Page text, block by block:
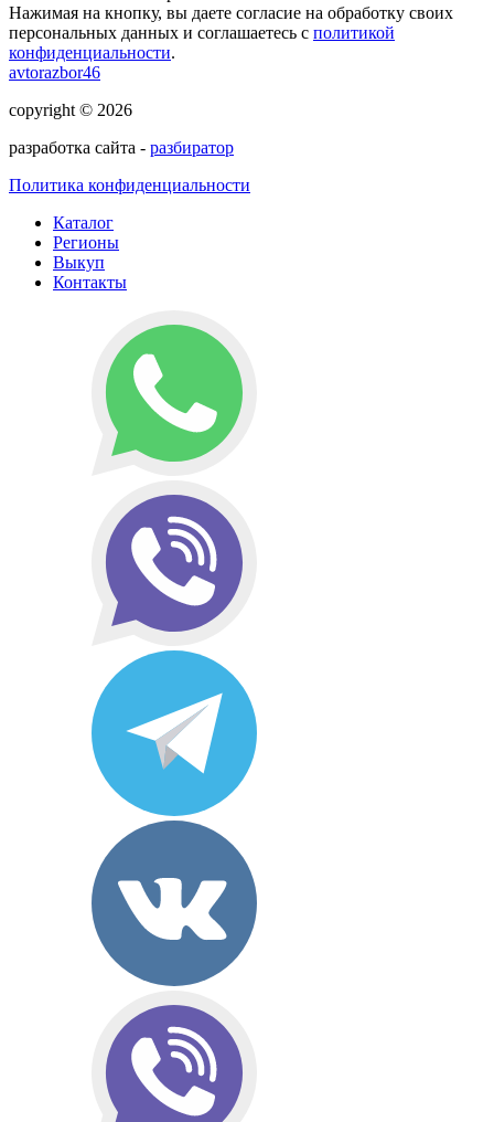
Нажимая на кнопку, вы даете согласие на обработку своих
персональных данных и соглашаетесь с политикой
конфиденциальности.
avtorazbor46
copyright © 2026
разработка сайта - разбиратор
Политика конфиденциальности
Каталог
Регионы
Выкуп
Контакты